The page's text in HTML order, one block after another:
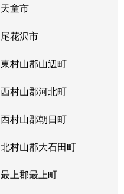
天童市
尾花沢市
東村山郡山辺町
西村山郡河北町
西村山郡朝日町
北村山郡大石田町
最上郡最上町